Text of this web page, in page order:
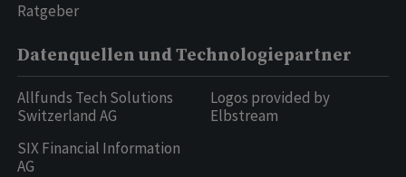
Ratgeber
Datenquellen und Technologiepartner
Allfunds Tech Solutions
Switzerland AG
SIX Financial Information
AG
Logos provided by
Elbstream